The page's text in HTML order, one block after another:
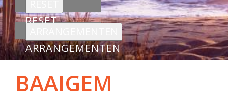
RESET
ARRANGEMENTEN
BAAIGEM